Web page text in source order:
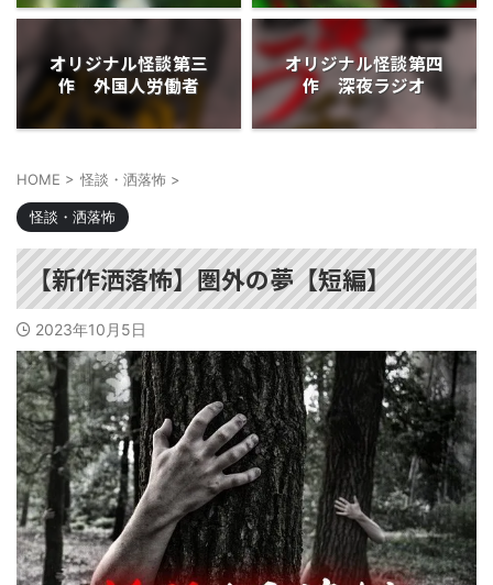
オリジナル怪談第三
作 外国人労働者
オリジナル怪談第四
作 深夜ラジオ
HOME > 怪談・洒落怖 >
怪談・洒落怖
【新作洒落怖】圏外の夢【短編】
2023年10月5日